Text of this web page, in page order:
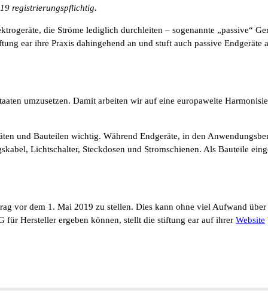
registrierungspflichtig.
die Ströme lediglich durchleiten – sogenannte „passive“
ear ihre Praxis dahingehend an und stuft auch passive
umzusetzen. Damit arbeiten wir auf eine europaweite
und Bauteilen wichtig. Während Endgeräte, in den
Lichtschalter, Steckdosen und Stromschienen. Als Bauteile
vor dem 1. Mai 2019 zu stellen. Dies kann ohne viel Aufwand über
für Hersteller ergeben können, stellt die stiftung ear auf ihrer Website